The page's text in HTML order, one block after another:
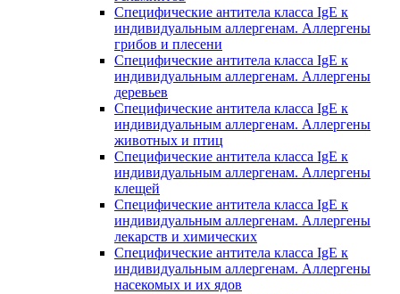
Специфические антитела класса IgE к
индивидуальным аллергенам. Аллергены
грибов и плесени
Специфические антитела класса IgE к
индивидуальным аллергенам. Аллергены
деревьев
Специфические антитела класса IgE к
индивидуальным аллергенам. Аллергены
животных и птиц
Специфические антитела класса IgE к
индивидуальным аллергенам. Аллергены
клещей
Специфические антитела класса IgE к
индивидуальным аллергенам. Аллергены
лекарств и химических
Специфические антитела класса IgE к
индивидуальным аллергенам. Аллергены
насекомых и их ядов